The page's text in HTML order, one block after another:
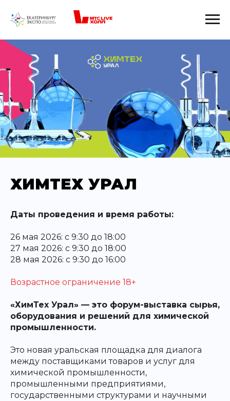
ХИМТЕХ УРАЛ
Даты проведения и время работы:
26 мая 2026: с 9:30 до 18:00
27 мая 2026: с 9:30 до 18:00
28 мая 2026: с 9:30 до 16:00
Возрастное ограничение 18+
«ХимТех Урал» — это форум-выставка сырья,
оборудования и решений для химической
промышленности.
Это новая уральская площадка для диалога
между поставщиками товаров и услуг для
химической промышленности,
промышленными предприятиями,
государственными структурами и научными